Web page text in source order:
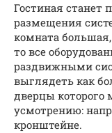
Гостиная станет
размещения
комната
то все
раздвижными
выглядеть как
дверцы которого
усмотрению:
кронштейне.